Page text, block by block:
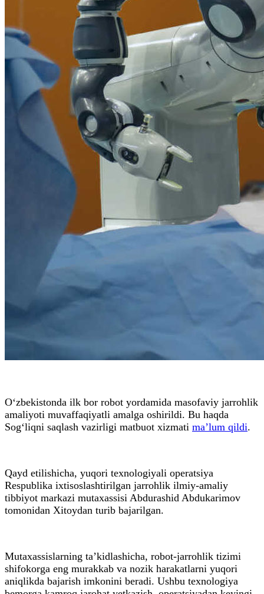
O‘zbekistonda ilk bor robot yordamida masofaviy jarrohlik
amaliyoti muvaffaqiyatli amalga oshirildi. Bu haqda
Sog‘liqni saqlash vazirligi matbuot xizmati ma’lum qildi.
Qayd etilishicha, yuqori texnologiyali operatsiya
Respublika ixtisoslashtirilgan jarrohlik ilmiy-amaliy
tibbiyot markazi mutaxassisi Abdurashid Abdukarimov
tomonidan Xitoydan turib bajarilgan.
Mutaxassislarning ta’kidlashicha, robot-jarrohlik tizimi
shifokorga eng murakkab va nozik harakatlarni yuqori
aniqlikda bajarish imkonini beradi. Ushbu texnologiya